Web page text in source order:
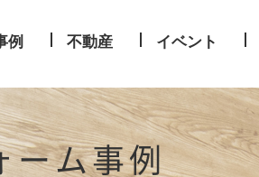
例 不動産 イベント
ーム事例